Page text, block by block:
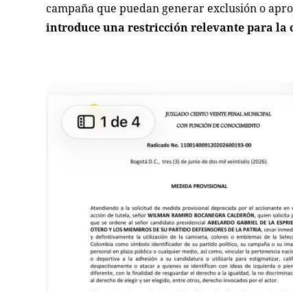
campaña que puedan generar exclusión o
introduce una restricción relevante para la